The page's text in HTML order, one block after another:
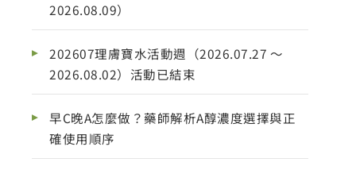
2026.08.09）
202607理膚寶水活動週（2026.07.27 ～
2026.08.02）活動已結束
早C晚A怎麼做？藥師解析A醇濃度選擇與正
確使用順序